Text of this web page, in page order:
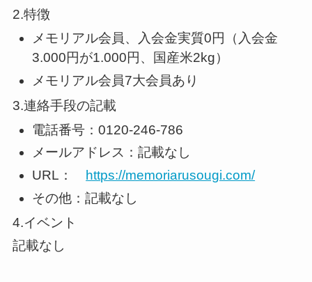
2.特徴
メモリアル会員、入会金実質0円（入会金
3.000円が1.000円、国産米2kg）
メモリアル会員7大会員あり
3.連絡手段の記載
電話番号：0120-246-786
メールアドレス：記載なし
URL：
https://memoriarusougi.com/
その他：記載なし
4.イベント
記載なし